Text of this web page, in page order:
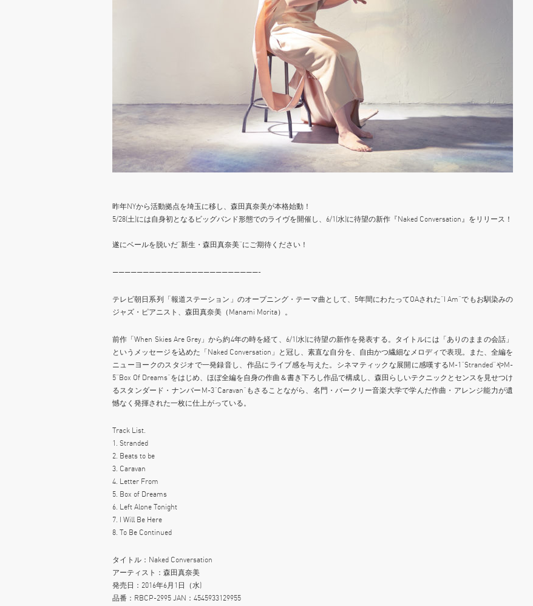
昨年NYから活動拠点を埼玉に移し、森田真奈美が本格始動！
5/28(土)には自身初となるビッグバンド形態でのライヴを開催し、6/1(水)に待望の新作『Naked Conversation』をリリース！
遂にベールを脱いだ“新生・森田真奈美”にご期待ください！
————————————————————————-
テレビ朝日系列「報道ステーション」のオープニング・テーマ曲として、5年間にわたってOAされた“I Am”でもお馴染みの
ジャズ・ピアニスト、森田真奈美（Manami Morita）。
前作「When Skies Are Grey」から約4年の時を経て、6/1(水)に待望の新作を発表する。タイトルには「ありのままの会話」
というメッセージを込めた「Naked Conversation」と冠し、素直な自分を、自由かつ繊細なメロディで表現。また、全編を
ニューヨークのスタジオで一発録音し、作品にライブ感を与えた。シネマティックな展開に感嘆するM-1“Stranded”やM-
5“Box Of Dreams”をはじめ、ほぼ全編を自身の作曲＆書き下ろし作品で構成し、森田らしいテクニックとセンスを見せつけ
るスタンダード・ナンバーM-3“Caravan”もさることながら、名門・バークリー音楽大学で学んだ作曲・アレンジ能力が遺
憾なく発揮された一枚に仕上がっている。
Track List.
1. Stranded
2. Beats to be
3. Caravan
4. Letter From
5. Box of Dreams
6. Left Alone Tonight
7. I Will Be Here
8. To Be Continued
タイトル：Naked Conversation
アーティスト：森田真奈美
発売日：2016年6月1日（水)
品番：RBCP-2995 JAN：4545933129955